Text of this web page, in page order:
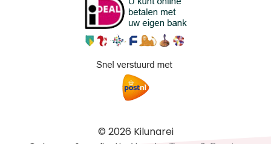
© 2026 Kilunarei